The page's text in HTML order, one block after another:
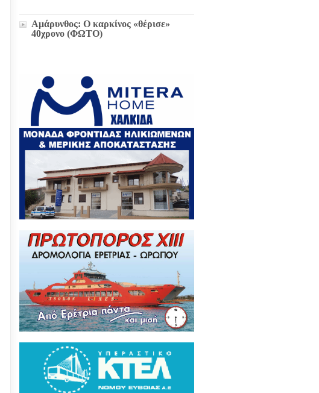
Αμάρυνθος: Ο καρκίνος «θέρισε»
40χρονο (ΦΩΤΟ)
παρελθόν και μέλλον / Αποκλειστικά
στο EviaZoom.gr: Η ένορκη κατάθεση
πρώην Εισαγγελέα Χαλκίδας:
«Διεφθαρμένοι στη Χαλκίδα όλοι οι
διοικούντες δημόσιοι λειτουργοί...»
(ΕΓΓΡΑΦΑ)
Μετά την Χαλκίδα έμεινε χωρίς νερό
και το Βασιλικό λόγω ξανά νέας
έκτακτης βλάβης...
Ζωή Κωνσταντοπούλου για σκάνδαλο
υποκλοπών: «Να κληθεί ο Εισαγγελέας
του Αρείου Πάγου Κ. Τζαβέλλας στην
Επιτροπή Θεσμών και Διαφάνειας της
Βουλής»
Τουρκικά ΜΜΕ: Συναγερμός και
τρόμος σε Ελλάδα και Ισραήλ για τον
νέο Τουρκικό υπερσύχρονο βαλιστικό
πύραυλο με βεληνεκές 6.000 χιλιομέτρα
(ΦΩΤΟ & ΒΙΝΤΕΟ)
Βάκα Gate: Την περίμεναν στη
συνεδρίαση λογοδοσίας και αυτή
μοίραζε μετάλλια και έβλεπε τον
Παναθηναϊκό στο μπάσκετ / Τα άδεια
έδρανα της ξεφτίλας! (ΦΩΤΟ)